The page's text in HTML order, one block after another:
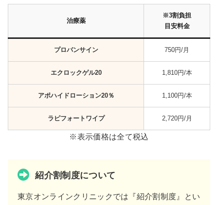
治療薬
※3割負担
目安料金
プロバンサイン 750円/月
エクロックゲル20 1,810円/本
アポハイドローション20％ 1,100円/本
ラピフォートワイプ 2,720円/月
※表示価格は全て税込
紹介割制度について
東京オンラインクリニックでは『紹介割制度』とい